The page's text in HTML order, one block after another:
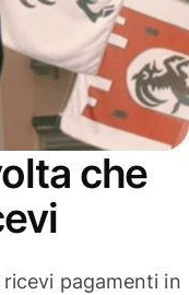
che
pagamenti in